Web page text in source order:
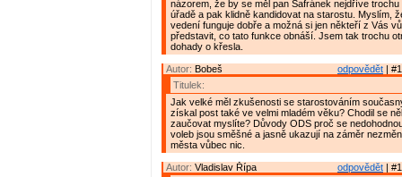
názorem, že by se měl pan Šafránek nejdříve trochu
úřadě a pak klidně kandidovat na starostu. Myslím,
vedení funguje dobře a možná si jen někteří z Vás
představit, co tato funkce obnáší. Jsem tak trochu
dohady o křesla.
odpovědět |
Autor: Bobeš
Titulek:
Jak velké měl zkušenosti se starostováním
získal post také ve velmi mladém věku? Chodil se
zaučovat myslíte? Důvody ODS proč se
voleb jsou směšné a jasně ukazují na záměr
města vůbec nic.
odpovědět |
Autor: Vladislav Řípa